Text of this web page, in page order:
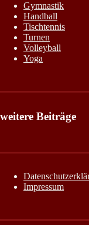
Gymnastik
Handball
Tischtennis
Turnen
Volleyball
Yoga
weitere Beiträge
Impressum